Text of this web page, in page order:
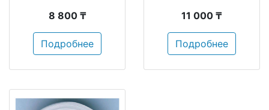
8 800 ₸
Подробнее
11 000 ₸
Подробнее